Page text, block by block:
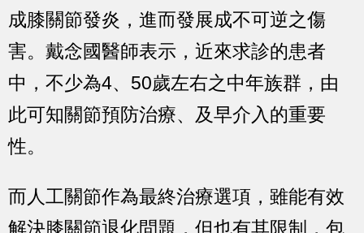
成膝關節發炎，進而發展成不可逆之傷
害。戴念國醫師表示，近來求診的患者
中，不少為4、50歲左右之中年族群，由
此可知關節預防治療、及早介入的重要
性。
而人工關節作為最終治療選項，雖能有效
解決膝關節退化問題，但也有其限制，包